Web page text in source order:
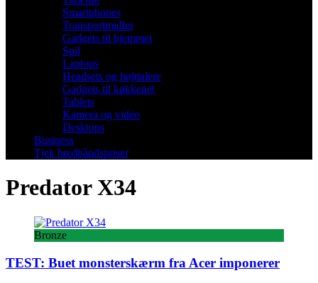
Smartphones
Transportmidler
Gadgets til hjemmet
Spil
Laptops
Headsets og højttalere
Gadgets til køkkenet
Tablets
Kamera og video
Desktops
Business
Tjek bredbåndspriser
Predator X34
Bronze
TEST: Buet monsterskærm fra Acer imponerer